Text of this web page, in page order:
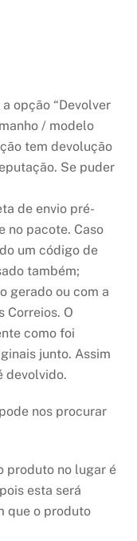
opção “Devolver
/ modelo
tem devolução
Se puder
de envio pré-
no pacote. Caso
um código de
também;
gerado ou com a
Correios. O
como foi
junto. Assim
devolvido.
nos procurar
produto no lugar é
esta será
que o produto